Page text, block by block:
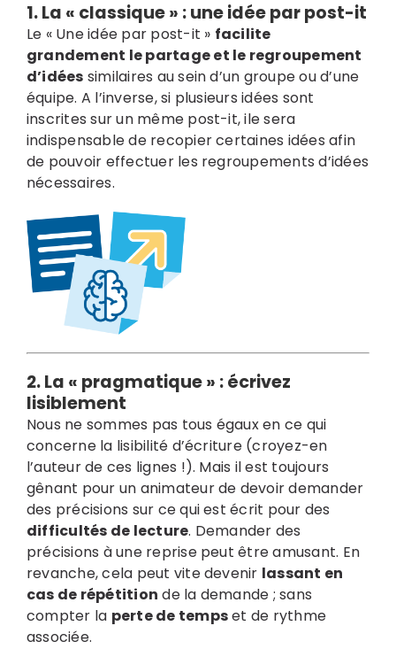
1. La « classique » :une idée par post-it
Le « Une idée par post-it » facilite
grandement le partage et le regroupement
d’idées similaires au sein d’un groupe ou d’une
équipe. A l’inverse, si plusieurs idées sont
inscrites sur un même post-it, ile sera
indispensable de recopier certaines idées afin
de pouvoir effectuer les regroupements d’idées
nécessaires.
2. La « pragmatique » :écrivez
lisiblement
Nous ne sommes pas tous égaux en ce qui
concerne la lisibilité d’écriture (croyez-en
l’auteur de ces lignes !). Mais il est toujours
gênant pour un animateur de devoir demander
des précisions sur ce qui est écrit pour des
difficultés de lecture. Demander des
précisions à une reprise peut être amusant. En
revanche, cela peut vite devenir lassant en
cas de répétition de la demande ; sans
compter la perte de tempset de rythme
associée.